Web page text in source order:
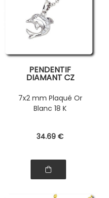
PENDENTIF
DIAMANT CZ
7x2 mm Plaqué Or
Blanc 18 K
34.69 €